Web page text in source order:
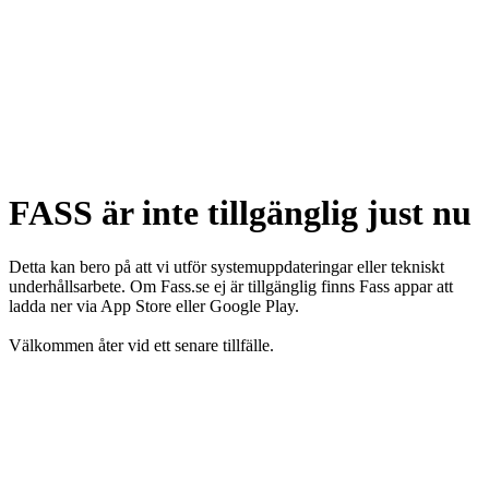
FASS är inte tillgänglig just nu
Detta kan bero på att vi utför systemuppdateringar eller tekniskt
underhållsarbete. Om Fass.se ej är tillgänglig finns Fass appar att
ladda ner via App Store eller Google Play.
Välkommen åter vid ett senare tillfälle.